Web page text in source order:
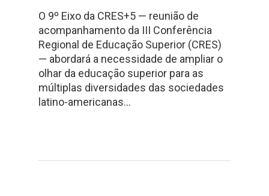
O 9º Eixo da CRES+5 — reunião de
acompanhamento da III Conferência
Regional de Educação Superior (CRES)
— abordará a necessidade de ampliar o
olhar da educação superior para as
múltiplas diversidades das sociedades
latino-americanas…